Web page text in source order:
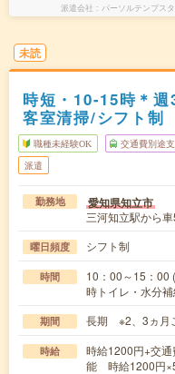
派遣会社 パーソルテンプス
未読
時短・10-15時＊
客室清掃/シフト制
職種未経験OK 交通費別途
派遣
勤務地 愛知県知立市
三河知立駅から
曜日頻度 シフト制
時間
10：00～15：00
時トイレ・水分
期間 長期 ※2、3ヵ月
時給
時給1200円+交
能 時給1200円